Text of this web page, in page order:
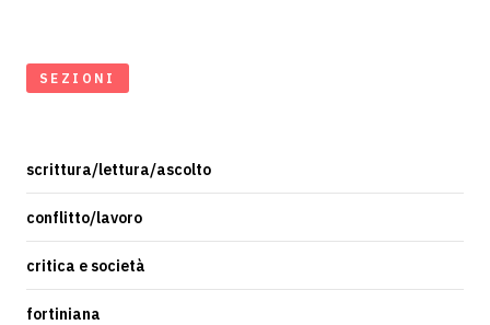
SEZIONI
scrittura/lettura/ascolto
conflitto/lavoro
critica e società
fortiniana